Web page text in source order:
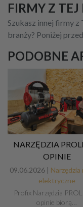
FIRMY Z
Szukasz innej firmy
branży? Poniżej
PODOBNE
NARZĘDZIA
OPINIE
09.06.2026 | Narzędzia
elektryczne
Profix Narzędzia
opinie biorą…